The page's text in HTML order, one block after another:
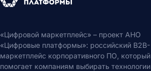
«Цифровой маркетплейс» – проект АНО
«Цифровые платформы»: российский B2B-
маркетплейс корпоративного ПО, который
помогает компаниям выбирать технологии